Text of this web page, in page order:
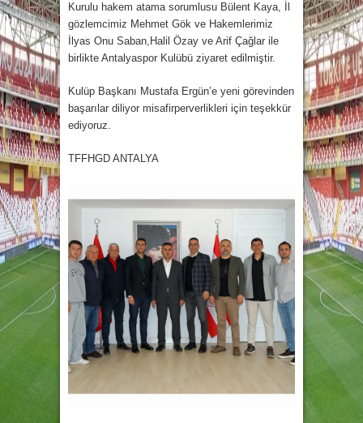
Kurulu hakem atama sorumlusu Bülent Kaya, İl
gözlemcimiz Mehmet Gök ve Hakemlerimiz
İlyas Onu Saban,Halil Özay ve Arif Çağlar ile
birlikte Antalyaspor Kulübü ziyaret edilmiştir.
Kulüp Başkanı Mustafa Ergün’e yeni görevinden
başarılar diliyor misafirperverlikleri için teşekkür
ediyoruz.
TFFHGD ANTALYA